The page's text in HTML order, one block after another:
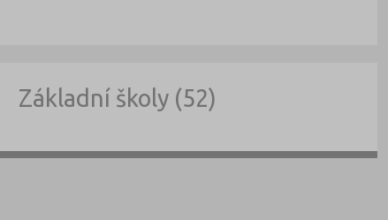
Základní školy (52)